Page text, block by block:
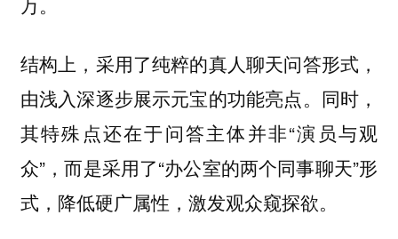
结构上，采用了纯粹的真人聊天问答形式，
由浅入深逐步展示元宝的功能亮点。同时，
其特殊点还在于问答主体并非“演员与观
众”，而是采用了“办公室的两个同事聊天”形
式，降低硬广属性，激发观众窥探欲。